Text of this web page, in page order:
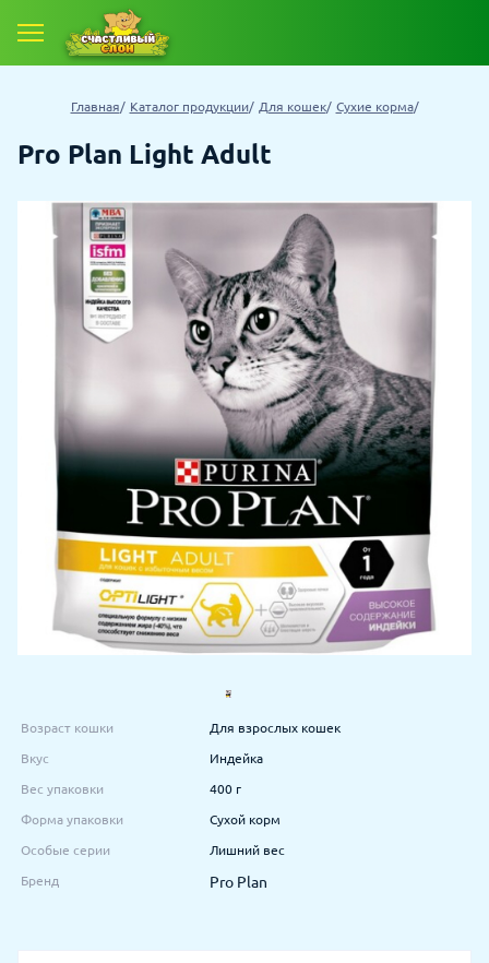
Главная Каталог продукции Для кошек Сухие корма
Pro Plan Light Adult
Возраст кошки Для взрослых кошек
Вкус Индейка
Вес упаковки 400 г
Форма упаковки Сухой корм
Особые серии Лишний вес
Бренд Pro Plan